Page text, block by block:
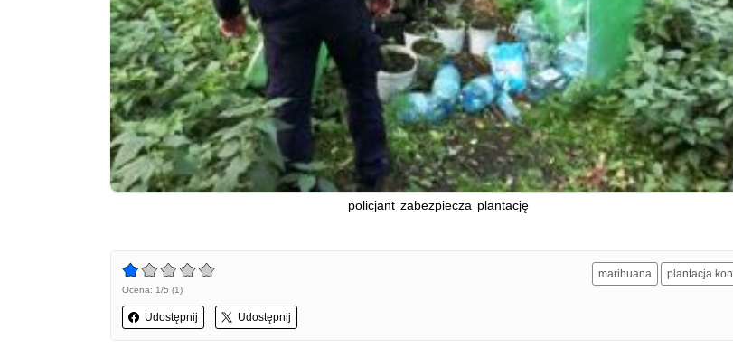
policjant zabezpiecza plantację
Ocena: 1/5 (1)
Udostępnij Udostępnij
marihuana plantacja